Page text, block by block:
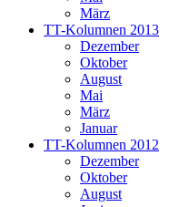
März
TT-Kolumnen 2013
Dezember
Oktober
August
Mai
März
Januar
TT-Kolumnen 2012
Dezember
Oktober
August